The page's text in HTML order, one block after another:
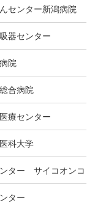
センター新潟病院
器センター
院
合病院
療センター
科大学
ター サイコオンコロ
ター